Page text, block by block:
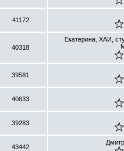
41172
40318
Екатерина, ХАИ,
39581
40633
39283
43442